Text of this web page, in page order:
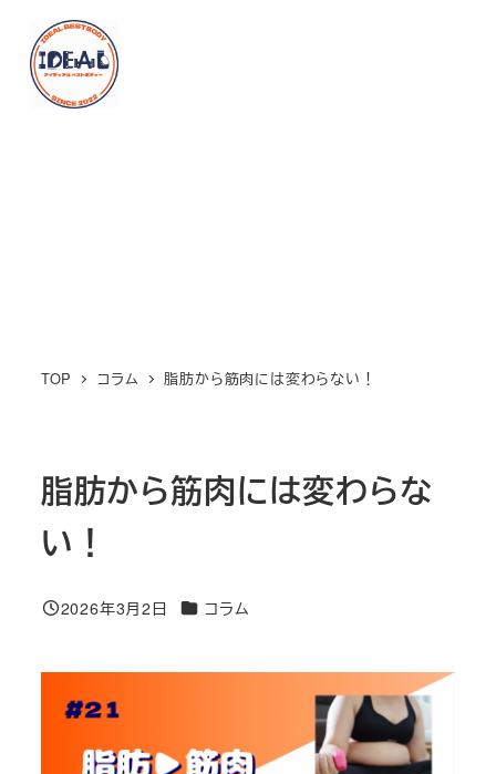
TOP コラム 脂肪から筋肉には変わらない！
脂肪から筋肉には変わらな
い！
投稿日
2026年3月2日 カテゴリー
コラム